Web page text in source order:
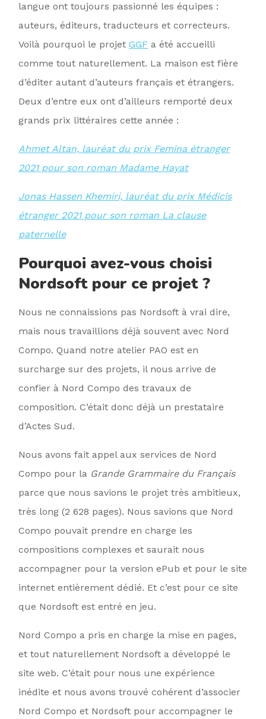
langue ont toujours passionné les équipes :
auteurs, éditeurs, traducteurs et correcteurs.
Voilà pourquoi le projet GGF a été accueilli
comme tout naturellement. La maison est fière
d’éditer autant d’auteurs français et étrangers.
Deux d’entre eux ont d’ailleurs remporté deux
grands prix littéraires cette année :
Ahmet Altan, lauréat du prix Femina étranger
2021 pour son roman Madame Hayat
Jonas Hassen Khemiri, lauréat du prix Médicis
étranger 2021 pour son roman La clause
paternelle
Pourquoi avez-vous choisi
Nordsoft pour ce projet ?
Nous ne connaissions pas Nordsoft à vrai dire,
mais nous travaillions déjà souvent avec Nord
Compo. Quand notre atelier PAO est en
surcharge sur des projets, il nous arrive de
confier à Nord Compo des travaux de
composition. C’était donc déjà un prestataire
d’Actes Sud.
Nous avons fait appel aux services de Nord
Compo pour la Grande Grammaire du Français
parce que nous savions le projet très ambitieux,
très long (2 628 pages). Nous savions que Nord
Compo pouvait prendre en charge les
compositions complexes et saurait nous
accompagner pour la version ePub et pour le site
internet entièrement dédié. Et c’est pour ce site
que Nordsoft est entré en jeu.
Nord Compo a pris en charge la mise en pages,
et tout naturellement Nordsoft a développé le
site web. C’était pour nous une expérience
inédite et nous avons trouvé cohérent d’associer
Nord Compo et Nordsoft pour accompagner le